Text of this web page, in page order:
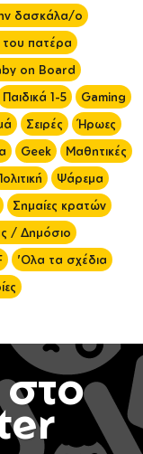
δασκάλα/ο
πατέρα
on Board
Παιδικά 1-5
Gaming
Σειρές
Ήρωες
Geek
Μαθητικές
Ψάρεμα
Σημαίες κρατών
/ Δημόσιο
'Ολα τα σχέδια